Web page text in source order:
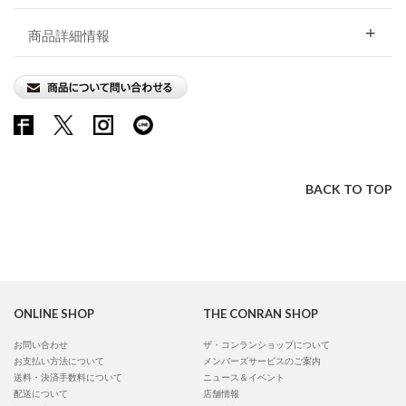
商品詳細情報
BACK TO TOP
ONLINE SHOP
お問い合わせ
お支払い方法について
送料・決済手数料について
配送について
THE CONRAN SHOP
ザ・コンランショップについて
メンバーズサービスのご案内
ニュース＆イベント
店舗情報